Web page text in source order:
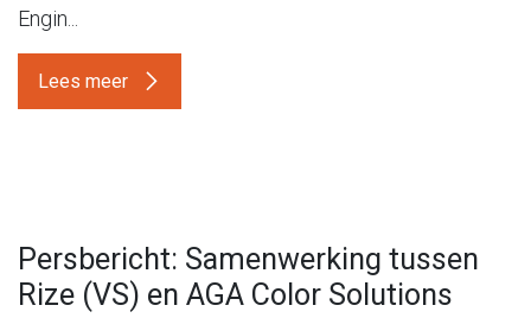
Engin...
Lees meer
Persbericht: Samenwerking tussen
Rize (VS) en AGA Color Solutions